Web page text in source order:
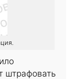
штрафовать